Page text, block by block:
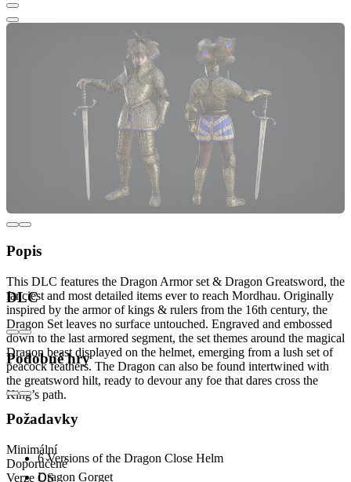
Popis
This DLC features the Dragon Armor set & Dragon Greatsword, the
fanciest and most detailed items ever to reach Mordhau. Originally
inspired by the armor of kings & rulers from the 16th century, the
Dragon Set leaves no surface untouched. Engraved and embossed
down to the last armored segment, the set themes around the magical
Dragon beast displayed on the helmet, emerging from a lush set of
peacock feathers. The Dragon can also be found intertwined with
the greatsword hilt, ready to devour any foe that dares cross the
King’s path.
Includes:
6 Versions of the Dragon Close Helm
Dragon Gorget
DLC
Podobné hry
Požadavky
Minimální
Doporučené
Verze OS